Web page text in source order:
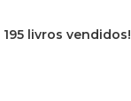
195 livros vendidos!